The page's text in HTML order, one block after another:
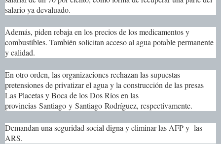
salario ya devaluado.
Además, piden rebaja en los precios de los medicamentos y
combustibles. También solicitan acceso al agua potable permanente
y calidad.
En otro orden, las organizaciones rechazan las supuestas
pretensiones de privatizar el agua y la construcción de las presas
Las Placetas y Boca de los Dos Ríos en las
provincias Santiago y Santiago Rodríguez, respectivamente.
Demandan una seguridad social digna y eliminar las AFP y las
ARS.